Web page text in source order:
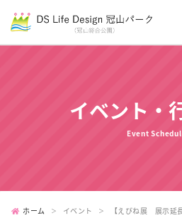
イベント・
Event
ホーム イベント 【えびね展 展示延